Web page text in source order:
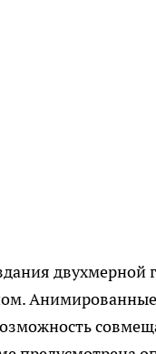
Анимированные